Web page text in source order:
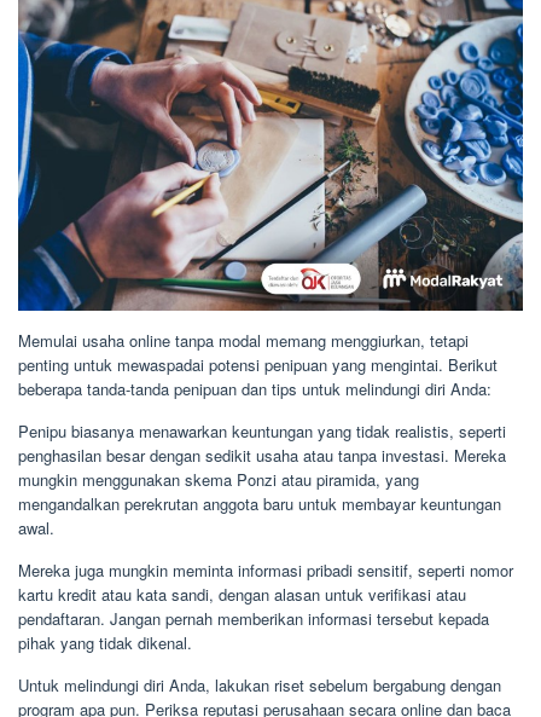
Memulai usaha online tanpa modal memang menggiurkan, tetapi
penting untuk mewaspadai potensi penipuan yang mengintai. Berikut
beberapa tanda-tanda penipuan dan tips untuk melindungi diri Anda:
Penipu biasanya menawarkan keuntungan yang tidak realistis, seperti
penghasilan besar dengan sedikit usaha atau tanpa investasi. Mereka
mungkin menggunakan skema Ponzi atau piramida, yang
mengandalkan perekrutan anggota baru untuk membayar keuntungan
awal.
Mereka juga mungkin meminta informasi pribadi sensitif, seperti nomor
kartu kredit atau kata sandi, dengan alasan untuk verifikasi atau
pendaftaran. Jangan pernah memberikan informasi tersebut kepada
pihak yang tidak dikenal.
Untuk melindungi diri Anda, lakukan riset sebelum bergabung dengan
program apa pun. Periksa reputasi perusahaan secara online dan baca